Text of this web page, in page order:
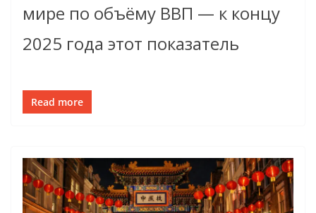
мире по объёму ВВП — к концу
2025 года этот показатель
Read more